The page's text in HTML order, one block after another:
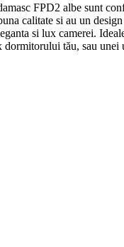
FPD2 albe sunt
una calitate si au un design
anta si lux camerei.
tău, sau unei